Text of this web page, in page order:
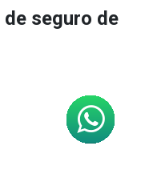
seguro de